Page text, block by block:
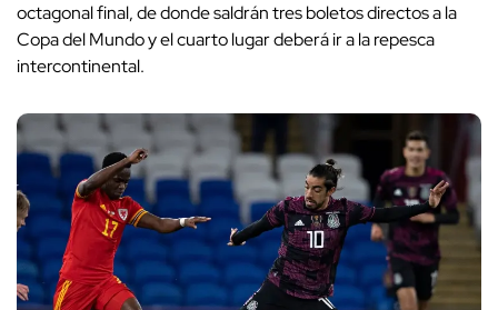
octagonal final, de donde saldrán tres boletos directos a la
Copa del Mundo y el cuarto lugar deberá ir a la repesca
intercontinental.